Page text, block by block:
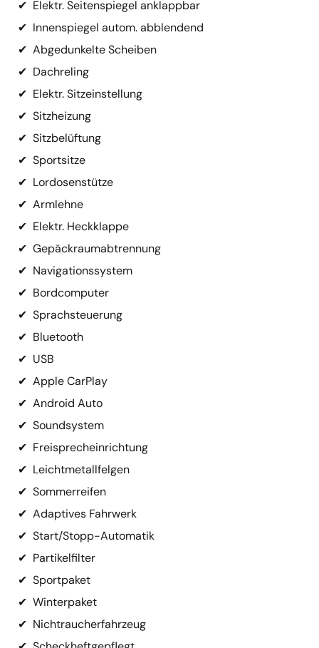
✔ Elektr. Seitenspiegel anklappbar
✔ Innenspiegel autom. abblendend
✔ Abgedunkelte Scheiben
✔ Dachreling
✔ Elektr. Sitzeinstellung
✔ Sitzheizung
✔ Sitzbelüftung
✔ Sportsitze
✔ Lordosenstütze
✔ Armlehne
✔ Elektr. Heckklappe
✔ Gepäckraumabtrennung
✔ Navigationssystem
✔ Bordcomputer
✔ Sprachsteuerung
✔ Bluetooth
✔ USB
✔ Apple CarPlay
✔ Android Auto
✔ Soundsystem
✔ Freisprecheinrichtung
✔ Leichtmetallfelgen
✔ Sommerreifen
✔ Adaptives Fahrwerk
✔ Start/Stopp-Automatik
✔ Partikelfilter
✔ Sportpaket
✔ Winterpaket
✔ Nichtraucherfahrzeug